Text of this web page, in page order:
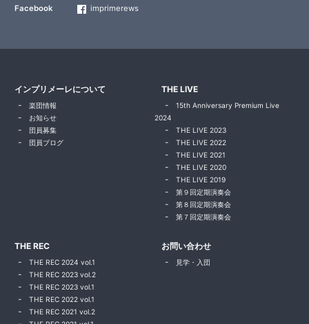
Facebook
imprimerews
インプリメーレについて
楽団情報
お知らせ
団員募集
団員ブログ
THE LIVE
15th Anniversary Premium Live
2024
THE LIVE 2023
THE LIVE 2022
THE LIVE 2021
THE LIVE 2020
THE LIVE 2019
第９回定期演奏会
第８回定期演奏会
第７回定期演奏会
THE REC
THE REC 2024 vol.1
THE REC 2023 vol.2
THE REC 2023 vol.1
THE REC 2022 vol.1
THE REC 2021 vol.2
お問い合わせ
見学・入団